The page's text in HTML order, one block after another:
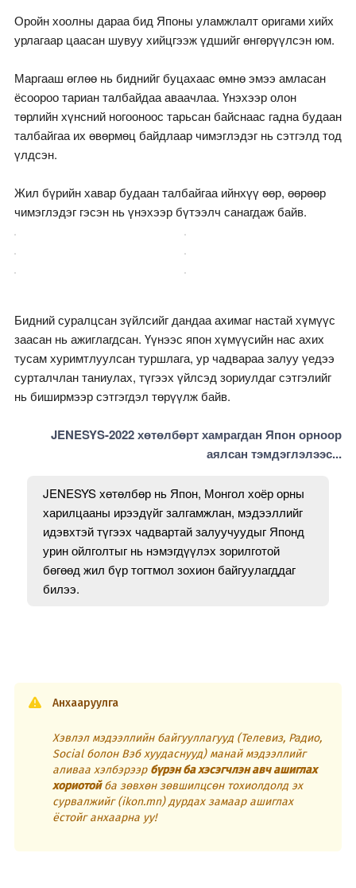
Оройн хоолны дараа бид Японы уламжлалт оригами хийх
урлагаар цаасан шувуу хийцгээж үдшийг өнгөрүүлсэн юм.
Маргааш өглөө нь биднийг буцахаас өмнө эмээ амласан
ёсоороо тариан талбайдаа аваачлаа. Үнэхээр олон
төрлийн хүнсний ногооноос тарьсан байснаас гадна будаан
талбайгаа их өвөрмөц байдлаар чимэглэдэг нь сэтгэлд тод
үлдсэн.
Жил бүрийн хавар будаан талбайгаа ийнхүү өөр, өөрөөр
чимэглэдэг гэсэн нь үнэхээр бүтээлч санагдаж байв.
Бидний суралцсан зүйлсийг дандаа ахимаг настай хүмүүс
заасан нь ажиглагдсан. Үүнээс япон хүмүүсийн нас ахих
тусам хуримтлуулсан туршлага, ур чадвараа залуу үедээ
сурталчлан таниулах, түгээх үйлсэд зориулдаг сэтгэлийг
нь биширмээр сэтгэгдэл төрүүлж байв.
JENESYS-2022 хөтөлбөрт хамрагдан Япон орноор
аялсан тэмдэглэлээс...
JENESYS хөтөлбөр нь Япон, Монгол хоёр орны
харилцааны ирээдүйг залгамжлан, мэдээллийг
идэвхтэй түгээх чадвартай залуучуудыг Японд
урин ойлголтыг нь нэмэгдүүлэх зорилготой
бөгөөд жил бүр тогтмол зохион байгуулагддаг
билээ.
Анхааруулга
Хэвлэл мэдээллийн байгууллагууд (Телевиз, Радио,
Social болон Вэб хуудаснууд) манай мэдээллийг
аливаа хэлбэрээр бүрэн ба хэсэгчлэн авч ашиглах
хориотойба зөвхөн зөвшилцсөн тохиолдолд эх
сурвалжийг (ikon.mn) дурдах замаар ашиглах
ёстойг анхаарна уу!